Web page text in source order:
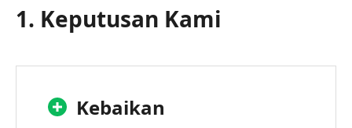
2.
Perakam
iSpring?
1. Keputusan Kami
Kebaikan